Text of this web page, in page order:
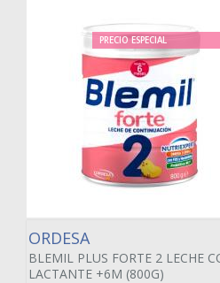
PRECIO ESPECIAL
ORDESA
BLEMIL PLUS FORTE 2 LECHE
LACTANTE +6M (800G)